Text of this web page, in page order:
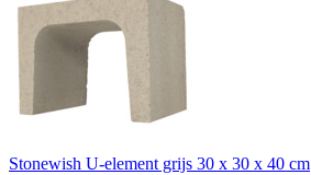
Stonewish U-element grijs 30 x 30 x 40 cm